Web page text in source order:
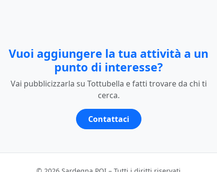
Vuoi aggiungere la tua attività a un
punto di interesse?
Vai pubblicizzarla su Tottubella e fatti trovare da chi ti
cerca.
Contattaci